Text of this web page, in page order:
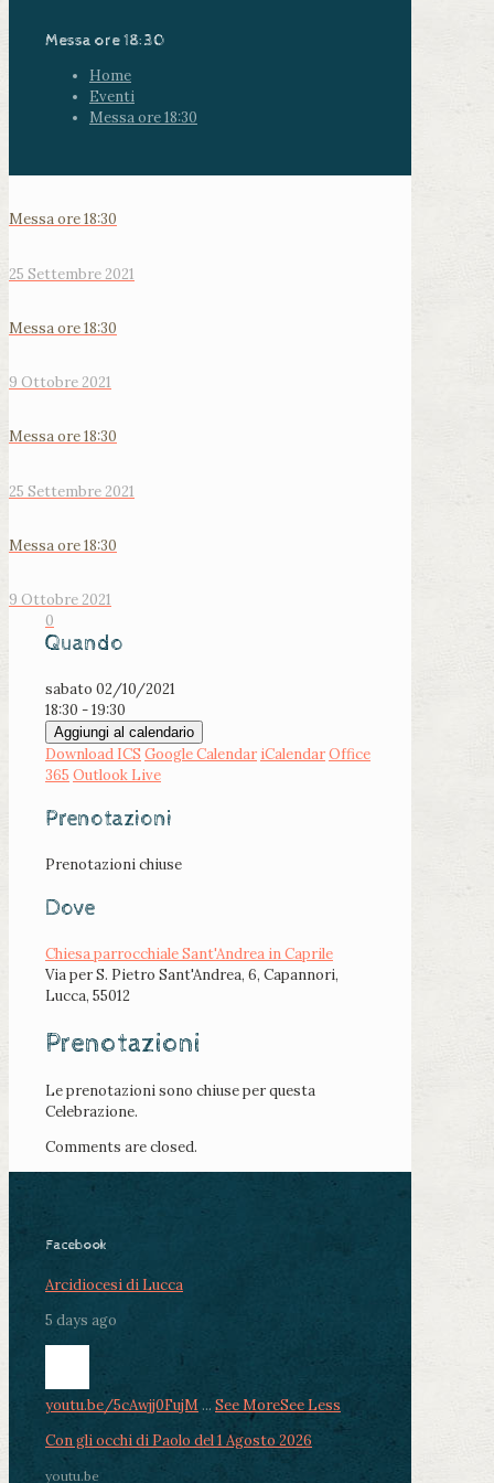
Messa ore 18:30
Home
Eventi
Messa ore 18:30
Messa ore 18:30
25 Settembre 2021
Messa ore 18:30
9 Ottobre 2021
Messa ore 18:30
25 Settembre 2021
Messa ore 18:30
9 Ottobre 2021
0
Quando
sabato 02/10/2021
18:30 - 19:30
Aggiungi al calendario
Download ICS Google Calendar iCalendarOffice
365 Outlook Live
Prenotazioni
Prenotazioni chiuse
Dove
Chiesa parrocchiale Sant'Andrea in Caprile
Via per S. Pietro Sant'Andrea, 6, Capannori,
Lucca, 55012
Prenotazioni
Le prenotazioni sono chiuse per questa
Celebrazione.
Comments are closed.
Facebook
Arcidiocesi di Lucca
5 days ago
youtu.be/5cAwjj0FujM ... See MoreSee Less
Con gli occhi di Paolo del 1 Agosto 2026
youtu.be